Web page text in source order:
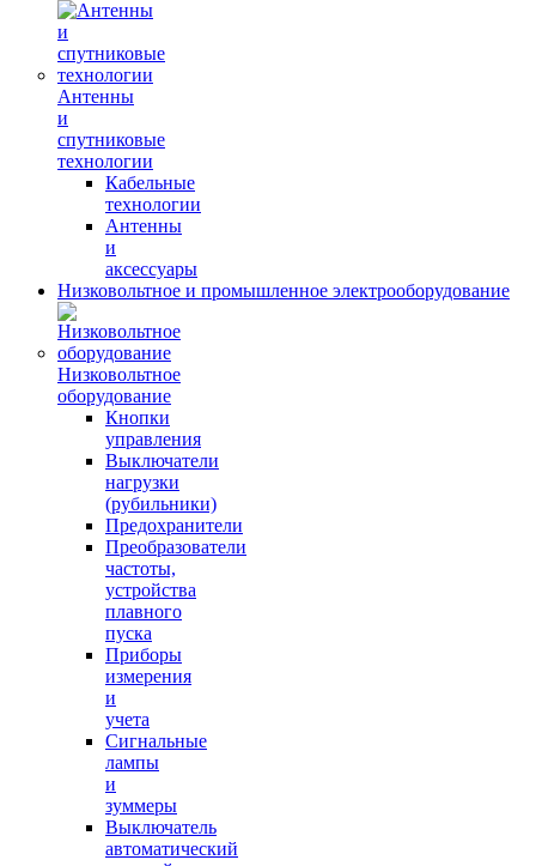
Антенны
и
спутниковые
технологии
Кабельные
технологии
Антенны
и
аксессуары
Низковольтное и промышленное электрооборудование
Низковольтное
оборудование
Кнопки
управления
Выключатели
нагрузки
(рубильники)
Предохранители
Преобразователи
частоты,
устройства
плавного
пуска
Приборы
измерения
и
учета
Сигнальные
лампы
и
зуммеры
Выключатель
автоматический